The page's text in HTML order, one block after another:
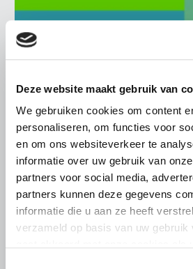
Deze website maakt gebruik van
We gebruiken cookies om content
personaliseren, om functies voor
en om ons websiteverkeer te
informatie over uw gebruik van
partners voor social media,
partners kunnen deze gegevens
informatie die u aan ze heeft
verzameld op basis van uw gebruik
BELANGRIJKE INFORMATIE
6 AUGUSTUS 2026
LTO sluit aan bij
dreigende onteigening
pluimveehouders
ZLTO, LLTB, LTO Noord en LTO
leden op om op vrijdagochtend 14
het voorplein van het provinciehuis
komen…